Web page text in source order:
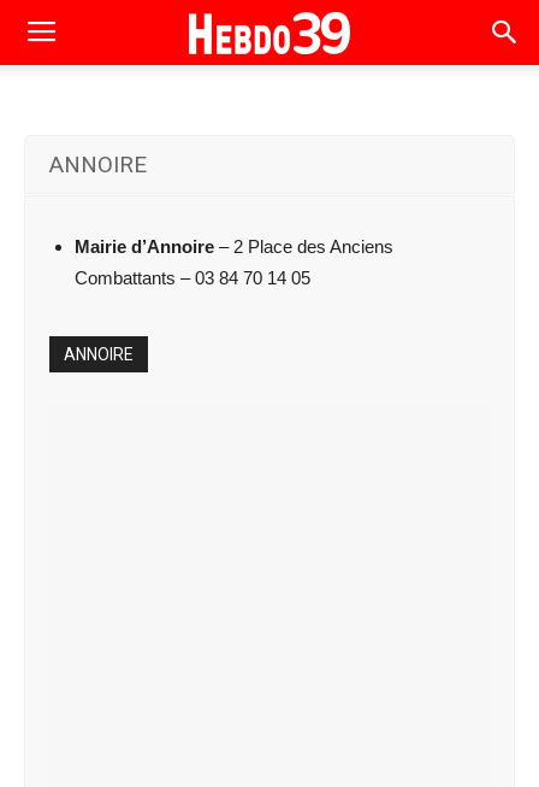
ANNOIRE
Mairie d’Annoire – 2 Place des Anciens
Combattants – 03 84 70 14 05
ANNOIRE